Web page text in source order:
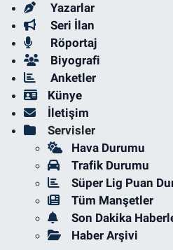
Yazarlar
Seri İlan
Röportaj
Biyografi
Anketler
Künye
İletişim
Servisler
Hava Durumu
Trafik Durumu
Süper Lig Puan
Tüm Manşetler
Son Dakika
Haber Arşivi